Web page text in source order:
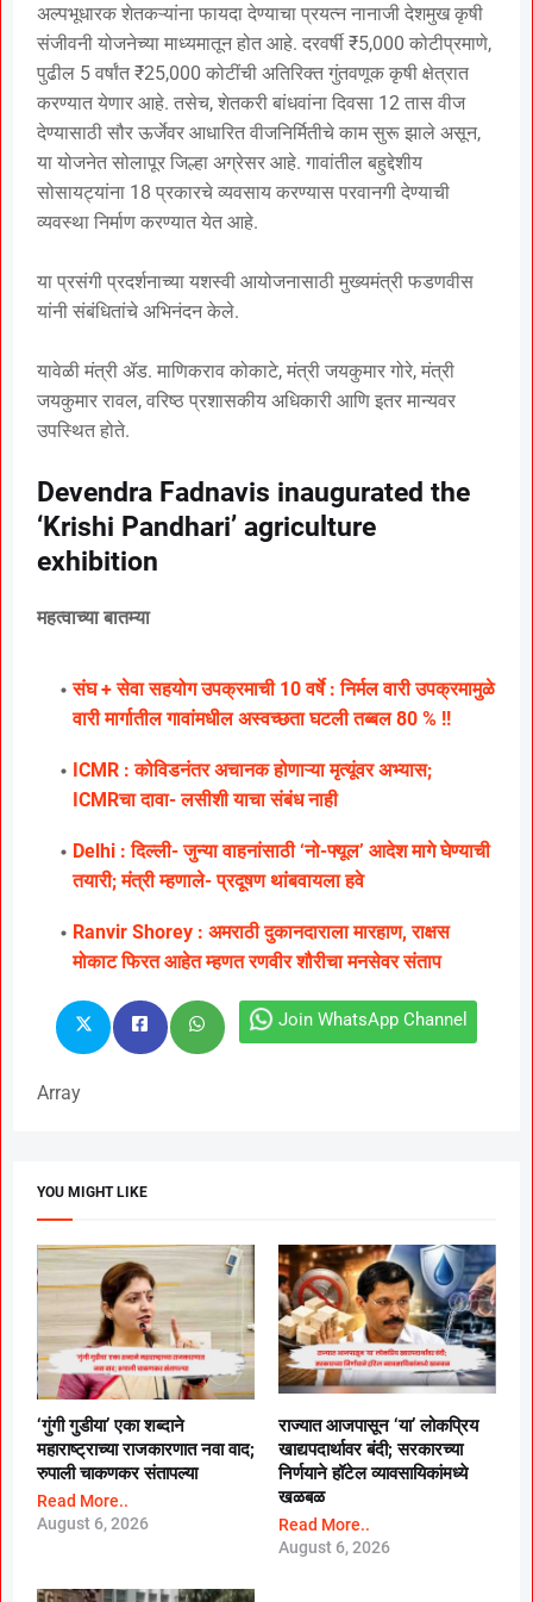
अल्पभूधारक शेतकऱ्यांना फायदा देण्याचा प्रयत्न नानाजी देशमुख कृषी
संजीवनी योजनेच्या माध्यमातून होत आहे. दरवर्षी ₹5,000 कोटीप्रमाणे,
पुढील 5 वर्षांत ₹25,000 कोटींची अतिरिक्त गुंतवणूक कृषी क्षेत्रात
करण्यात येणार आहे. तसेच, शेतकरी बांधवांना दिवसा 12 तास वीज
देण्यासाठी सौर ऊर्जेवर आधारित वीजनिर्मितीचे काम सुरू झाले असून,
या योजनेत सोलापूर जिल्हा अग्रेसर आहे. गावांतील बहुद्देशीय
सोसायट्यांना 18 प्रकारचे व्यवसाय करण्यास परवानगी देण्याची
व्यवस्था निर्माण करण्यात येत आहे.
या प्रसंगी प्रदर्शनाच्या यशस्वी आयोजनासाठी मुख्यमंत्री फडणवीस
यांनी संबंधितांचे अभिनंदन केले.
यावेळी मंत्री ॲड. माणिकराव कोकाटे, मंत्री जयकुमार गोरे, मंत्री
जयकुमार रावल, वरिष्ठ प्रशासकीय अधिकारी आणि इतर मान्यवर
उपस्थित होते.
Devendra Fadnavis inaugurated the
‘Krishi Pandhari’ agriculture
exhibition
महत्वाच्या बातम्या
संघ + सेवा सहयोग उपक्रमाची 10 वर्षे : निर्मल वारी उपक्रमामुळे
वारी मार्गातील गावांमधील अस्वच्छता घटली तब्बल 80 % !!
ICMR : कोविडनंतर अचानक होणाऱ्या मृत्यूंवर अभ्यास;
ICMRचा दावा- लसीशी याचा संबंध नाही
Delhi : दिल्ली- जुन्या वाहनांसाठी ‘नो-फ्यूल’ आदेश मागे घेण्याची
तयारी; मंत्री म्हणाले- प्रदूषण थांबवायला हवे
Ranvir Shorey : अमराठी दुकानदाराला मारहाण, राक्षस
मोकाट फिरत आहेत म्हणत रणवीर शौरीचा मनसेवर संताप
Join WhatsApp Channel
Array
YOU MIGHT LIKE
‘गुंगी गुडीया’ एका शब्दाने
महाराष्ट्राच्या राजकारणात नवा वाद;
रुपाली चाकणकर संतापल्या
Read More..
August 6, 2026
राज्यात आजपासून ‘या’ लोकप्रिय
खाद्यपदार्थावर बंदी; सरकारच्या
निर्णयाने हॉटेल व्यावसायिकांमध्ये
खळबळ
Read More..
August 6, 2026